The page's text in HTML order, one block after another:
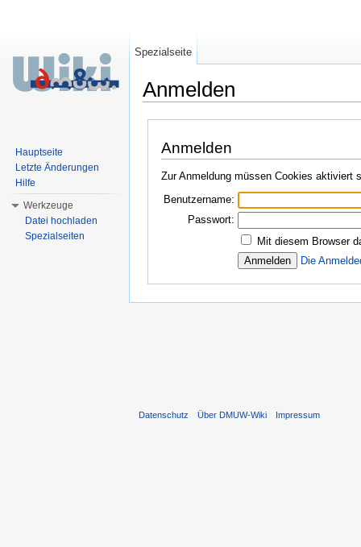
Anmelden
Anmelden
Zur Anmeldung müssen Cookies aktiviert
Benutzername:
Passwort:
Mit diesem Browser
Die
Spezialseite
Hauptseite
Letzte Änderungen
Hilfe
Werkzeuge
Datei hochladen
Spezialseiten
Datenschutz Über DMUW-Wiki Impressum